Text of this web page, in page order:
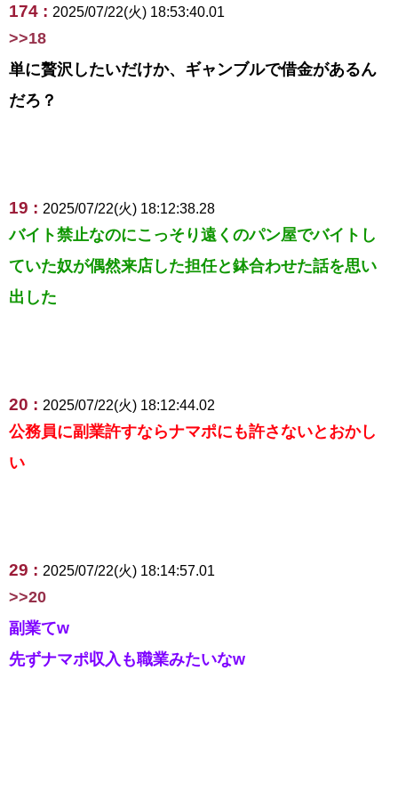
174 : 2025/07/22(火) 18:53:40.01
>>18
単に贅沢したいだけか、ギャンブルで借金があるん
だろ？
19 : 2025/07/22(火) 18:12:38.28
バイト禁止なのにこっそり遠くのパン屋でバイトし
ていた奴が偶然来店した担任と鉢合わせた話を思い
出した
20 : 2025/07/22(火) 18:12:44.02
公務員に副業許すならナマポにも許さないとおかし
い
29 : 2025/07/22(火) 18:14:57.01
>>20
副業てw
先ずナマポ収入も職業みたいなw